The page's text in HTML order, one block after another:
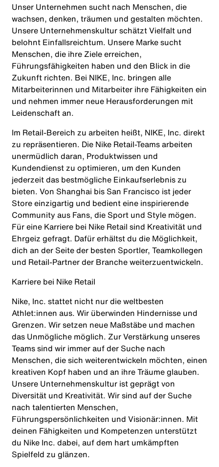
Unser Unternehmen sucht nach Menschen, die
wachsen, denken, träumen und gestalten möchten.
Unsere Unternehmenskultur schätzt Vielfalt und
belohnt Einfallsreichtum. Unsere Marke sucht
Menschen, die ihre Ziele erreichen,
Führungsfähigkeiten haben und den Blick in die
Zukunft richten. Bei NIKE, Inc. bringen alle
Mitarbeiterinnen und Mitarbeiter ihre Fähigkeiten ein
und nehmen immer neue Herausforderungen mit
Leidenschaft an.
Im Retail-Bereich zu arbeiten heißt, NIKE, Inc. direkt
zu repräsentieren. Die Nike Retail-Teams arbeiten
unermüdlich daran, Produktwissen und
Kundendienst zu optimieren, um den Kunden
jederzeit das bestmögliche Einkaufserlebnis zu
bieten. Von Shanghai bis San Francisco ist jeder
Store einzigartig und bedient eine inspirierende
Community aus Fans, die Sport und Style mögen.
Für eine Karriere bei Nike Retail sind Kreativität und
Ehrgeiz gefragt. Dafür erhältst du die Möglichkeit,
dich an der Seite der besten Sportler, Teamkollegen
und Retail-Partner der Branche weiterzuentwickeln.
Karriere bei Nike Retail
Nike, Inc. stattet nicht nur die weltbesten
Athlet:innen aus. Wir überwinden Hindernisse und
Grenzen. Wir setzen neue Maßstäbe und machen
das Unmögliche möglich. Zur Verstärkung unseres
Teams sind wir immer auf der Suche nach
Menschen, die sich weiterentwickeln möchten, einen
kreativen Kopf haben und an ihre Träume glauben.
Unsere Unternehmenskultur ist geprägt von
Diversität und Kreativität. Wir sind auf der Suche
nach talentierten Menschen,
Führungspersönlichkeiten und Visionär:innen. Mit
deinen Fähigkeiten und Kompetenzen unterstützt
du Nike Inc. dabei, auf dem hart umkämpften
Spielfeld zu glänzen.